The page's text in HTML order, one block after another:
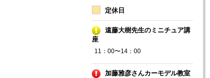
定休日
遠藤大樹先生のミニチュア講
座
11：00〜14：00
加藤雅彦さんカーモデル教室